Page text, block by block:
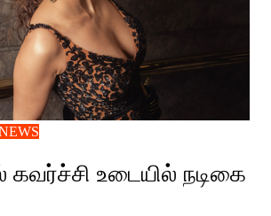
உடையில் நடிகை